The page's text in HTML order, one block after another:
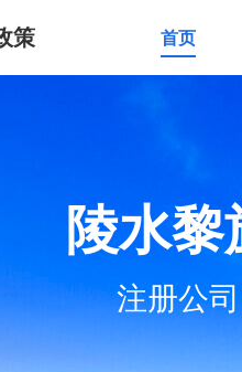
策 首页
陵水
注册公